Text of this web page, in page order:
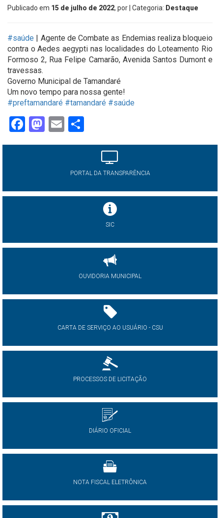
Publicado em 15 de julho de 2022, por | Categoria: Destaque
#saúde | Agente de Combate as Endemias realiza bloqueio
contra o Aedes aegypti nas localidades do Loteamento Rio
Formoso 2, Rua Felipe Camarão, Avenida Santos Dumont e
travessas.
Governo Municipal de Tamandaré
Um novo tempo para nossa gente!
#preftamandaré #tamandaré #saúde
Facebook
Mastodon
Email
PORTAL DA TRANSPARÊNCIA
SIC
OUVIDORIA MUNICIPAL
CARTA DE SERVIÇO AO USUÁRIO - CSU
PROCESSOS DE LICITAÇÃO
DIÁRIO OFICIAL
NOTA FISCAL ELETRÔNICA